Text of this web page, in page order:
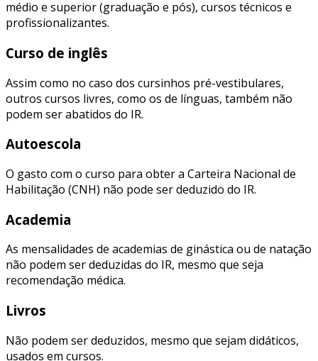
médio e superior (graduação e pós), cursos técnicos e
profissionalizantes.
Curso de inglês
Assim como no caso dos cursinhos pré-vestibulares,
outros cursos livres, como os de línguas, também não
podem ser abatidos do IR.
Autoescola
O gasto com o curso para obter a Carteira Nacional de
Habilitação (CNH) não pode ser deduzido do IR.
Academia
As mensalidades de academias de ginástica ou de natação
não podem ser deduzidas do IR, mesmo que seja
recomendação médica.
Livros
Não podem ser deduzidos, mesmo que sejam didáticos,
usados em cursos.